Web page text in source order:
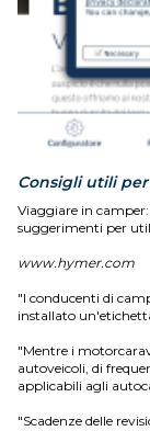
Consigli utili per
Viaggiare in
suggerimenti per
www.hymer.com
"I conducenti di
installato
"Mentre i
autoveicoli, di
applicabili agli
"Scadenze delle